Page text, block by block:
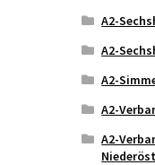
A2-
A2-
A2-
A2-
A2-